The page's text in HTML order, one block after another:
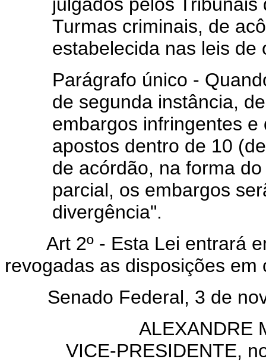
Turmas criminais, de
estabelecida nas leis de
Parágrafo único -
de segunda instância,
embargos infringentes
apostos dentro de 10
de acórdão, na forma
parcial, os embargos
divergência".
Art 2º - Esta Lei entrará
revogadas as disposições em
Senado Federal, 3 de
ALEXANDRE
VICE-PRESIDENTE,